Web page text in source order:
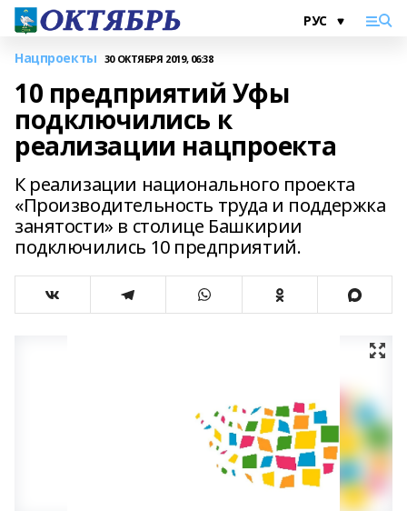
Нацпроекты 30 ОКТЯБРЯ 2019, 06:38
10 предприятий Уфы
подключились к
реализации нацпроекта
К реализации национального проекта
«Производительность труда и поддержка
занятости» в столице Башкирии
подключились 10 предприятий.